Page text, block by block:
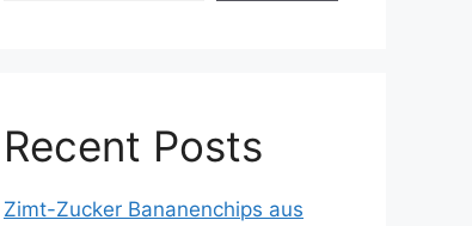
Recent Posts
Zimt-Zucker Bananenchips aus